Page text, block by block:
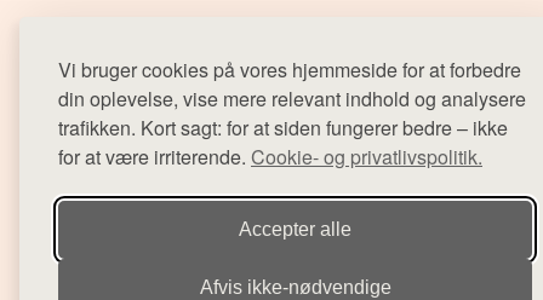
Vi bruger cookies på vores hjemmeside for at forbedre
din oplevelse, vise mere relevant indhold og analysere
trafikken. Kort sagt: for at siden fungerer bedre – ikke
for at være irriterende. Cookie- og privatlivspolitik.
Accepter alle
Afvis ikke‑nødvendige